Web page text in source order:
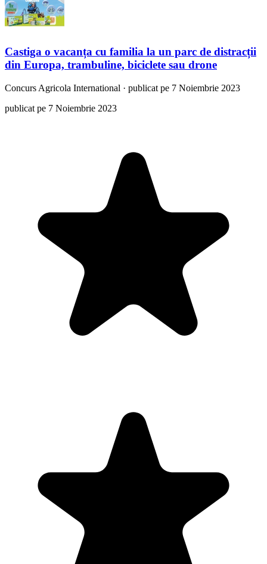
Castiga o vacanța cu familia la un parc de distracții
din Europa, trambuline, biciclete sau drone
Concurs Agricola International · publicat pe 7 Noiembrie 2023
publicat pe 7 Noiembrie 2023